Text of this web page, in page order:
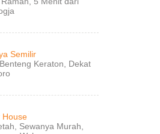
Semilir
Keraton, Dekat
House
Sewanya Murah,